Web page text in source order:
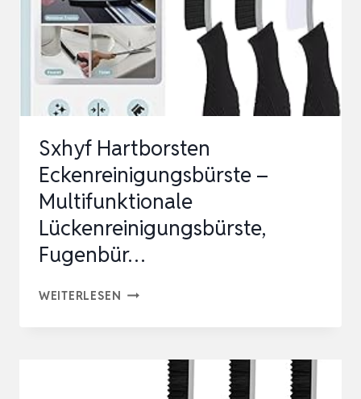
MOTOR,FLEXIBLER
WINKEL
&
AUSZIEHBAR…
Sxhyf Hartborsten
Eckenreinigungsbürste –
Multifunktionale
Lückenreinigungsbürste,
Fugenbür…
WEITERLESEN SXHYF
MULTIFUNKTIONALE